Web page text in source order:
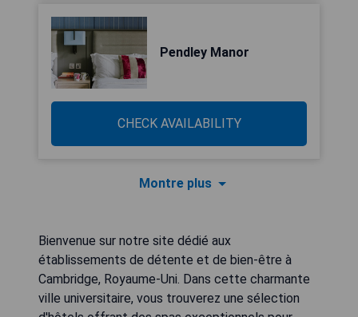
Pendley Manor
CHECK AVAILABILITY
Montre plus
Bienvenue sur notre site dédié aux
établissements de détente et de bien-être à
Cambridge, Royaume-Uni. Dans cette charmante
ville universitaire, vous trouverez une sélection